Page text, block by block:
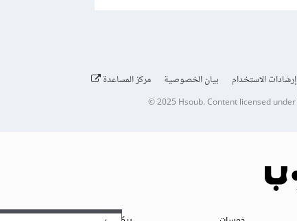
إرشادات الاستخدام بيان الخصوصية مركز المساعدة
© 2025 Hsoub.Content licensed under